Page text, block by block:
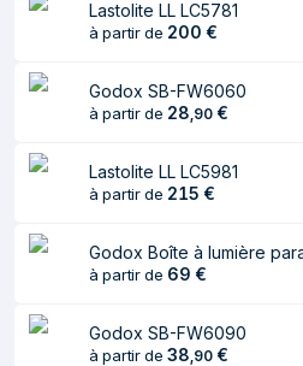
Lastolite LL LC5781
à partir de 200 €
Godox SB-FW6060
à partir de 28 90 €
Lastolite LL LC5981
à partir de 215 €
Godox Boîte à lumière
à partir de 69 €
Godox SB-FW6090
à partir de 38 90 €